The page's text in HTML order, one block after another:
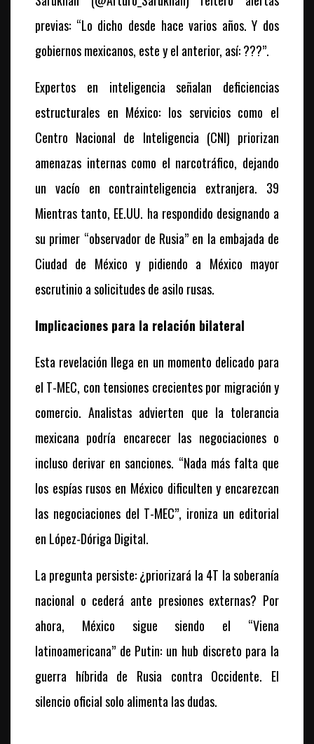
previas: “Lo dicho desde hace varios años. Y dos
gobiernos mexicanos, este y el anterior, así: ???”.
Expertos en inteligencia señalan deficiencias
estructurales en México: los servicios como el
Centro Nacional de Inteligencia (CNI) priorizan
amenazas internas como el narcotráfico, dejando
un vacío en contrainteligencia extranjera. 39
Mientras tanto, EE.UU. ha respondido designando a
su primer “observador de Rusia” en la embajada de
Ciudad de México y pidiendo a México mayor
escrutinio a solicitudes de asilo rusas.
Implicaciones para la relación bilateral
Esta revelación llega en un momento delicado para
el T-MEC, con tensiones crecientes por migración y
comercio. Analistas advierten que la tolerancia
mexicana podría encarecer las negociaciones o
incluso derivar en sanciones. “Nada más falta que
los espías rusos en México dificulten y encarezcan
las negociaciones del T-MEC”, ironiza un editorial
en López-Dóriga Digital.
La pregunta persiste: ¿priorizará la 4T la soberanía
nacional o cederá ante presiones externas? Por
ahora, México sigue siendo el “Viena
latinoamericana” de Putin: un hub discreto para la
guerra híbrida de Rusia contra Occidente. El
silencio oficial solo alimenta las dudas.